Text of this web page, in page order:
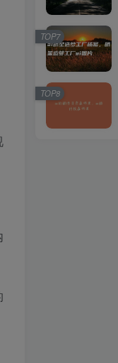
TOP7
TOP8